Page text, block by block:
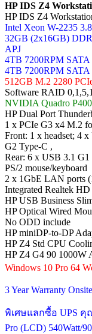
HP IDS Z4
HP IDS Z4
Intel Xeon W-2235
32GB (2x16GB)
APJ
4TB 7200RPM SATA
4TB 7200RPM SATA
512GB M.2 2280
Software RAID
NVIDIA Quadro
HP Dual Port
1 x PCIe G3 x4 M.2
Front: 1 x headset; 4
G2 Type-C ,
Rear: 6 x USB 3.1
PS/2 mouse/keyboard
2 x 1GbE LAN ports
Integrated Realtek
HP USB Business
HP Optical Wired
No ODD include
HP miniDP-to-DP
HP Z4 Std CPU
HP Z4 G4 90 1000W
Windows 10 Pro 64
3 Year Warranty
พิเศษแลกซื้อ UPS คุ
Pro (LCD) 540Watt/